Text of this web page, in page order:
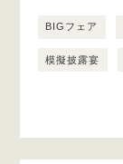
BIGフェア
模擬披露宴